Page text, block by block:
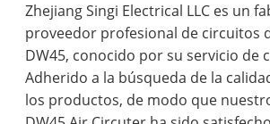
Zhejiang Singi Electrical LLC es un
proveedor profesional de circuitos
DW45, conocido por su servicio de
Adherido a la búsqueda de la
los productos, de modo que